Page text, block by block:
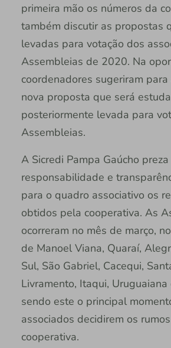
primeira mão os números da
também discutir as propostas
levadas para votação dos
Assembleias de 2020. Na
coordenadores sugeriram
nova proposta que será
posteriormente levada para
Assembleias.
A Sicredi Pampa Gaúcho
responsabilidade e
para o quadro associativo os
obtidos pela cooperativa. As
ocorreram no mês de março,
de Manoel Viana, Quaraí,
Sul, São Gabriel, Cacequi,
Livramento, Itaqui, Uruguaiana
sendo este o principal
associados decidirem os
cooperativa.